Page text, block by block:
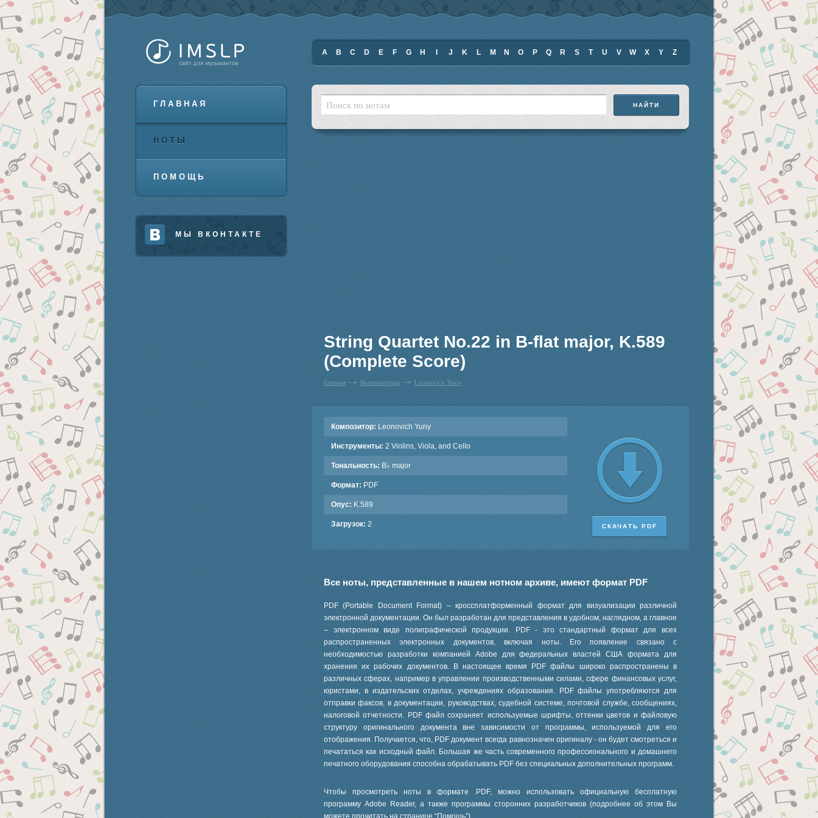
ГЛАВНАЯ
НОТЫ
ПОМОЩЬ
МЫ ВКОНТАКТЕ
A B C D E F G H J K L M N O P Q R S T U V W X Y Z
String Quartet No.22 in B-flat major, K.589
(Complete Score)
Главная Композиторы Leonovich Yuriy
Композитор: Leonovich Yuriy
Инструменты: 2 Violins, Viola, and Cello
Тональность: B♭ major
Формат: PDF
Опус: K.589
Загрузок: 2 СКАЧАТЬ PDF
Все ноты, представленные в нашем нотном архиве, имеют формат PDF
PDF (Portable Document Format) – кроссплатформенный формат для визуализации различной
электронной документации. Он был разработан для представления в удобном, наглядном, а главное
– электронном виде полиграфической продукции. PDF - это стандартный формат для всех
распространенных электронных документов, включая ноты. Его появление связано с
необходимостью разработки компанией Adobe для федеральных властей США формата для
хранения их рабочих документов. В настоящее время PDF файлы широко распространены в
различных сферах, например в управлении производственными силами, сфере финансовых услуг,
юристами, в издательских отделах, учреждениях образования. PDF файлы употребляются для
отправки факсов, в документации, руководствах, судебной системе, почтовой службе, сообщениях,
налоговой отчетности. PDF файл сохраняет используемые шрифты, оттенки цветов и файловую
структуру оригинального документа вне зависимости от программы, используемой для его
отображения. Получается, что, PDF документ всегда равнозначен оригиналу - он будет смотреться и
печататься как исходный файл. Большая же часть современного профессионального и домашнего
печатного оборудования способна обрабатывать PDF без специальных дополнительных программ.
Чтобы просмотреть ноты в формате .PDF, можно использовать официальную бесплатную
программу Adobe Reader, а также программы сторонних разработчиков (подробнее об этом Вы
можете прочитать на странице “Помощь”).